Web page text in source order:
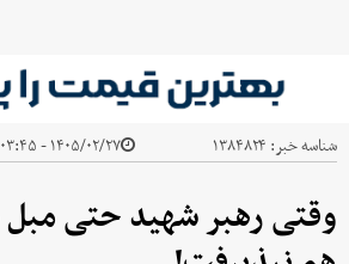
شناسه خبر: ۱۳۸۴۸۲۴ ۱۴۰۵/۰۲/۲۷ - ۰۳:۴۵
وقتی رهبر شهید حتی